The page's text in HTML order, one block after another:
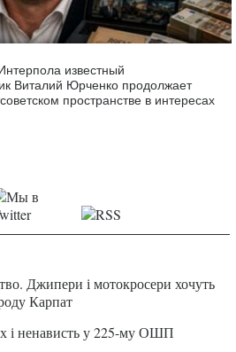
известный
Виталий Юрченко продолжает
пространстве в интересах
Джипери і мотокросери хочуть
Карпат
і ненависть у 225-му ОШП